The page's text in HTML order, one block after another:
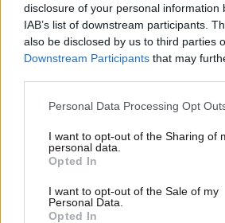
disclosure of your personal information
IAB’s list of downstream participants.
also be disclosed by us to third parties
Downstream Participants that may
Please note that this website/app uses
not limited to your visit or usage
grant or deny consent to Google and
use your data for below specified
consent section.
Personal Data Processing Opt
I want to opt-out of the Sharing of
personal data.
Opted In
I want to opt-out of the Sale of my
Personal Data.
Opted In
ΚΟΣΜΟΣ07·08·2026 23:03
Το φαραωνικών διαστάσεων
Έλον Μασκ λέγεται Terafab